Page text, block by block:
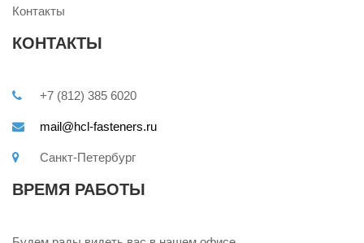
Контакты
КОНТАКТЫ
+7 (812) 385 6020
mail@hcl-fasteners.ru
Санкт-Петербург
ВРЕМЯ РАБОТЫ